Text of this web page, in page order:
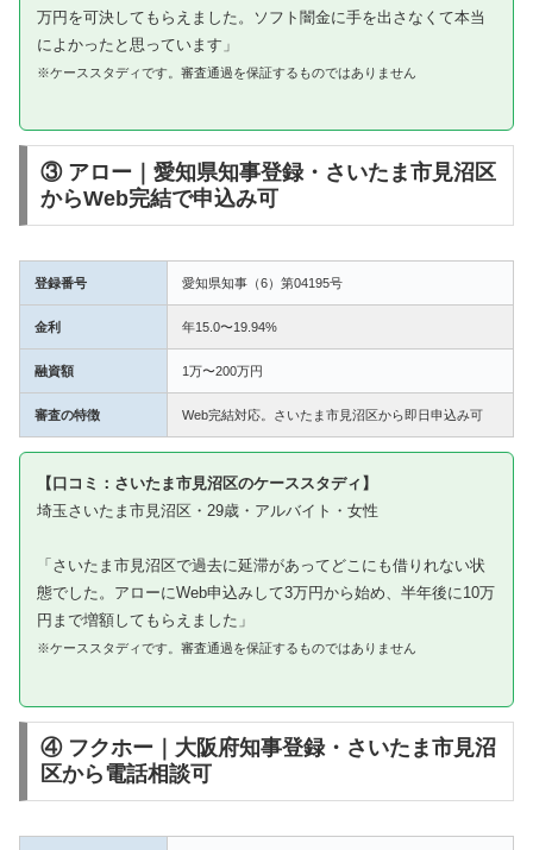
万円を可決してもらえました。ソフト闇金に手を出さなくて本当
によかったと思っています」
※ケーススタディです。審査通過を保証するものではありません
③ アロー｜愛知県知事登録・さいたま市見沼区
からWeb完結で申込み可
登録番号 愛知県知事（6）第04195号
金利 年15.0〜19.94%
融資額 1万〜200万円
審査の特徴 Web完結対応。さいたま市見沼区から即日申込み可
【口コミ：さいたま市見沼区のケーススタディ】
埼玉さいたま市見沼区・29歳・アルバイト・女性
「さいたま市見沼区で過去に延滞があってどこにも借りれない状
態でした。アローにWeb申込みして3万円から始め、半年後に10万
円まで増額してもらえました」
※ケーススタディです。審査通過を保証するものではありません
④ フクホー｜大阪府知事登録・さいたま市見沼
区から電話相談可